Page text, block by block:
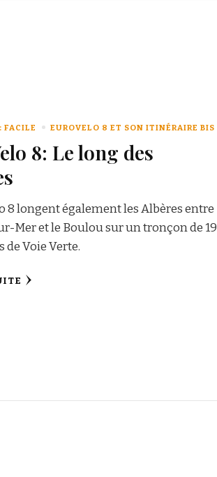
FACILE EUROVELO 8 ET SON ITINÉRAIRE BIS
8: Le long des
8 longent également les Albères entre
Mer et le Boulou sur un tronçon de 19
Voie Verte.